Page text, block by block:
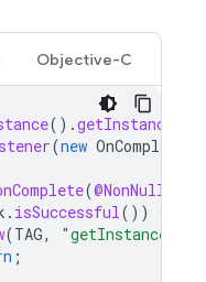
Objective-C
().getInstanceId
(new
(@NonNull
. isSuccessful())
{
(TAG,
"getInstanceId
;